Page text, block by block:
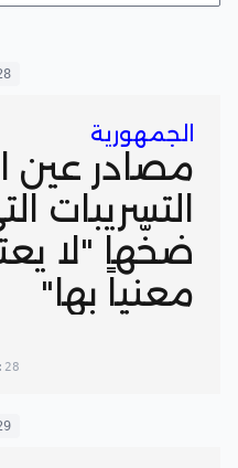
الجمهورية
مصادر عين
التسريبات
ضخّها "لا
معنياً بها"